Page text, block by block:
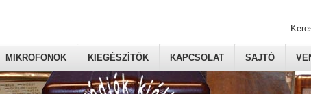
MIKROFONOK KIEGÉSZÍTŐK KAPCSOLAT SAJTÓ